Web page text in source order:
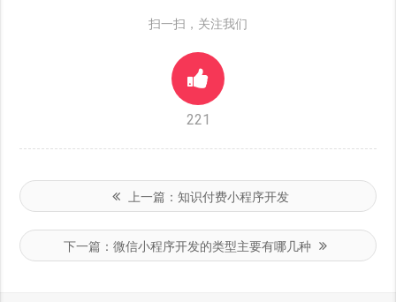
扫一扫，关注我们
221
上一篇： 知识付费小程序开发
下一篇：微信小程序开发的类型主要有哪几种